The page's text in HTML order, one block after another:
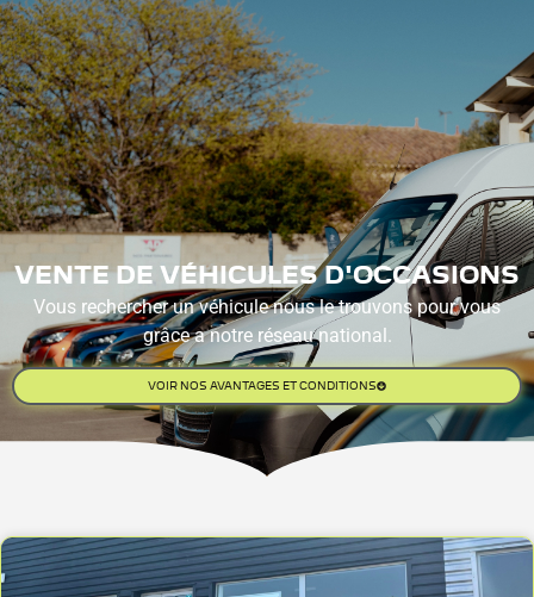
VENTE DE VÉHICULES D'OCCASIONS
Vous rechercher un véhicule nous le trouvons pour vous
grâce a notre réseau national.
VOIR NOS AVANTAGES ET CONDITIONS